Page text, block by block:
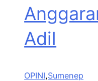
Adil
OPINI,Sumenep